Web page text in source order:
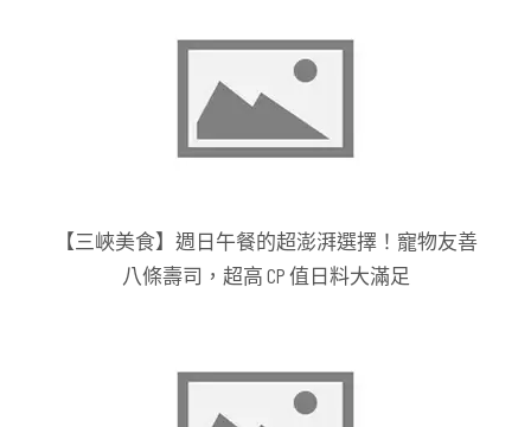
【三峽美食】週日午餐的超澎湃選擇！寵物友善
八條壽司，超高 CP 值日料大滿足